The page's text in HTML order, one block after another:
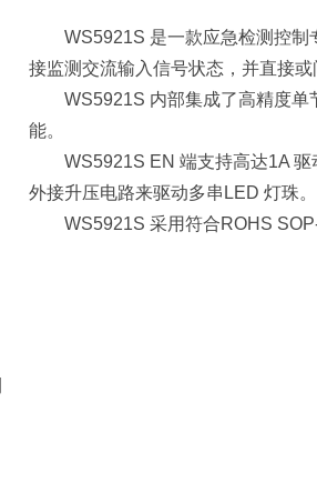
WS5921S 是一款应急检测控
接监测交流输入信号状态，并直接
WS5921S 内部集成了高精度
能。
WS5921S EN 端支持高达1A
外接升压电路来驱动多串LED 灯珠。
WS5921S 采用符合ROHS